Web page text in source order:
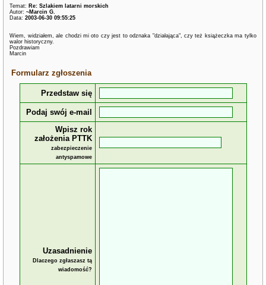
Temat: Re: Szlakiem latarni morskich
Autor:~Marcin G.
Data:2003-06-30 09:55:25
Wiem, widziałem, ale chodzi mi oto czy jest to odznaka "działająca", czy też książeczka ma tylko
walor historyczny.
Pozdrawiam
Marcin
Formularz zgłoszenia
Przedstaw się
Podaj swój e-mail
Wpisz rok
założenia PTTK
zabezpieczenie
antyspamowe
Uzasadnienie
Dlaczego zgłaszasz tą
wiadomość?